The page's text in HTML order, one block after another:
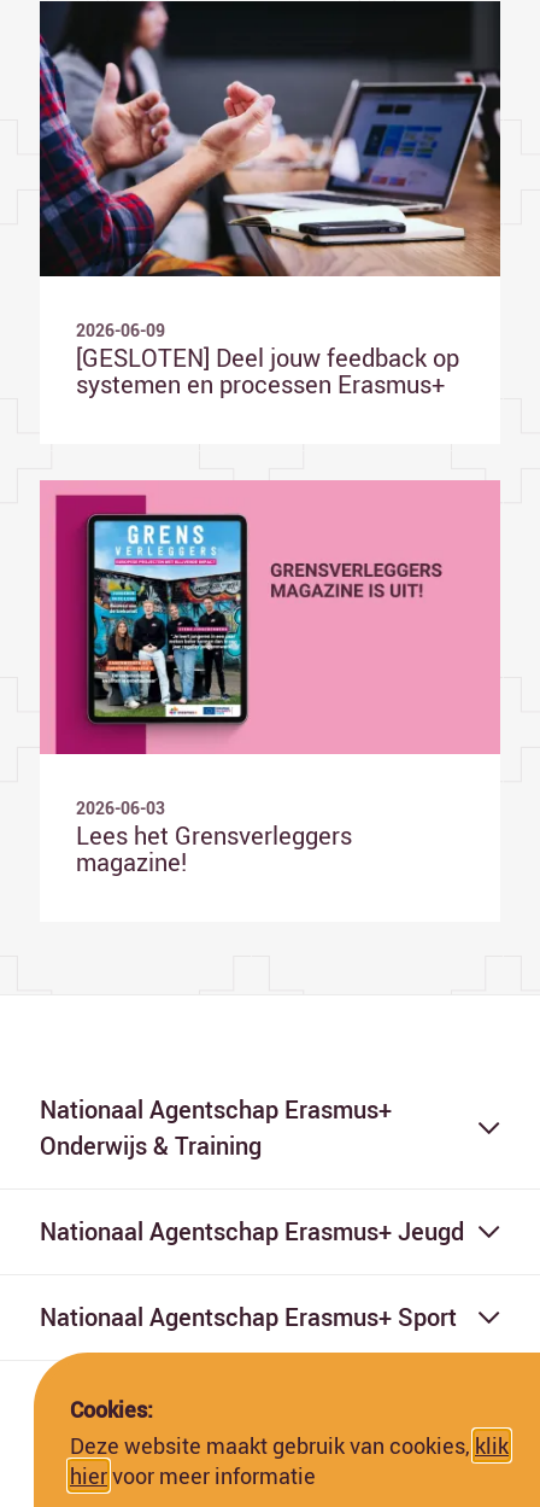
2026-06-09
[GESLOTEN] Deel jouw feedback op
systemen en processen Erasmus+
2026-06-03
Lees het Grensverleggers
magazine!
Nationaal Agentschap Erasmus+
Onderwijs & Training
Nationaal Agentschap Erasmus+ Jeugd
Nationaal Agentschap Erasmus+ Sport
Cookies:
Deze website maakt gebruik van cookies, klik
hiervoor meer informatie